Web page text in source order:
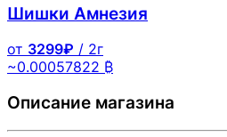
Шишки Амнезия
от 3299₽ / 2г
~0.00057822 ₿
Описание магазина